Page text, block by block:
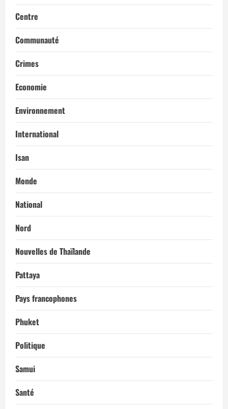
Centre
Communauté
Crimes
Economie
Environnement
International
Isan
Monde
National
Nord
Nouvelles de Thaïlande
Pattaya
Pays francophones
Phuket
Politique
Samui
Santé